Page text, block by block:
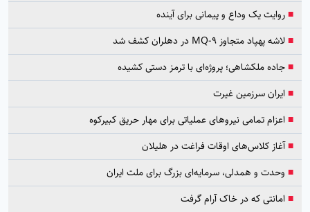
■روایت یک وداع و پیمانی برای آینده
■لاشه پهپاد متجاوز MQ-9 در دهلران کشف شد
■جاده ملکشاهی؛ پروژه‌ای با ترمز دستی کشیده
■ ایران سرزمین غیرت
■ اعزام تمامی نیروهای عملیاتی برای مهار حریق کبیرکوه
■آغاز کلاس‌های اوقات فراغت در هلیلان
■ وحدت و همدلی، سرمایه‌ای بزرگ برای ملت ایران
■ امانتی که در خاک آرام گرفت